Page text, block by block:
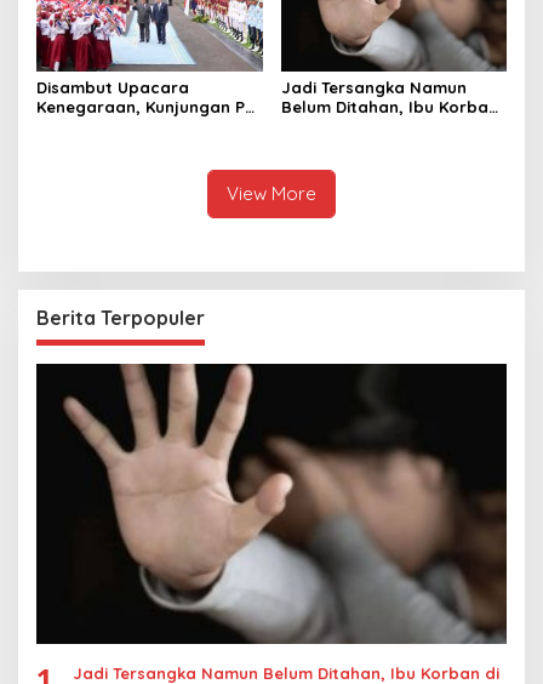
Disambut Upacara
Kenegaraan, Kunjungan PM
Jadi Tersangka Namun
Belum Ditahan, Ibu Korban
Kasus Rudapksa Sampai
Anaknya Hamil
View More
Berita Terpopuler
Jadi Tersangka Namun Belum Ditahan, Ibu Korban di